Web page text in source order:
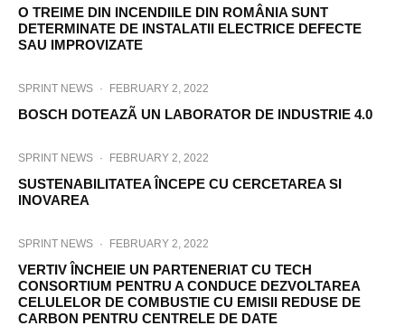
O TREIME DIN INCENDIILE DIN ROMÂNIA SUNT
DETERMINATE DE INSTALATII ELECTRICE DEFECTE
SAU IMPROVIZATE
SPRINT NEWS · FEBRUARY 2, 2022
BOSCH DOTEAZÃ UN LABORATOR DE INDUSTRIE 4.0
SPRINT NEWS · FEBRUARY 2, 2022
SUSTENABILITATEA ÎNCEPE CU CERCETAREA SI
INOVAREA
SPRINT NEWS · FEBRUARY 2, 2022
VERTIV ÎNCHEIE UN PARTENERIAT CU TECH
CONSORTIUM PENTRU A CONDUCE DEZVOLTAREA
CELULELOR DE COMBUSTIE CU EMISII REDUSE DE
CARBON PENTRU CENTRELE DE DATE